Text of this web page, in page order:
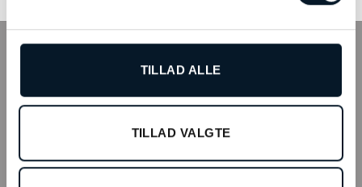
TILLAD ALLE
TILLAD VALGTE
Tilmeld kundeklub
Bonell’s Smykker & Ure Fields